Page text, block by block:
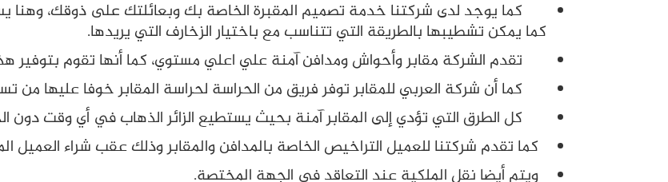
كما يوجد لدى شركتنا خدمة تصميم المقبرة الخاصة بك وبعائلتك على ذوقك، وهنا
كما يمكن تشطيبها بالطريقة التي تتناسب مع باختيار الزخارف التي يريدها.
تقدم الشركة مقابر وأحواش ومدافن آمنة علي اعلي مستوي، كما أنها تقوم بتوفير
كما أن شركة العربي للمقابر توفر فريق من الحراسة لحراسة المقابر خوفا عليها من
كل الطرق التي تؤدي إلى المقابر آمنة بحيث يستطيع الزائر الذهاب في أي وقت
كما تقدم شركتنا للعميل التراخيص الخاصة بالمدافن والمقابر وذلك عقب شراء العميل
ويتم أيضا نقل الملكية عند التعاقد في الجهة المختصة.